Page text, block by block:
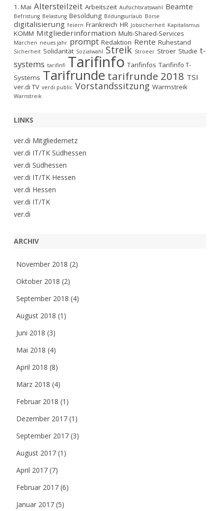
1. Mai Altersteilzeit Arbeitszeit Aufsichtsratswahl Beamte
Befristung Belastung Besoldung Bildungsurlaub Börse
digitalisierung feiern Frankreich HR Jobsicherheit Kapitalismus
KOMM Mitgliederinformation Multi-Shared-Services
Märchen neues jahr prompt Redaktion Rente Ruhestand
Sicherheit Solidarität Sozialwahl Streik Stroeer Stroer Studie t-
systems tarifinfi Tarifinfo Tarifinfos Tarifinfo T-
Systems Tarifrunde tarifrunde 2018 TSI
ver.di TV verdi public Vorstandssitzung Warmstreik
Warnstreik
LINKS
ver.di Mitgliedernetz
ver.di IT/TK Südhessen
ver.di Südhessen
ver.di IT/TK Hessen
ver.di Hessen
ver.di IT/TK
ver.di
ARCHIV
November 2018 (2)
Oktober 2018 (2)
September 2018 (4)
August 2018 (1)
Juni 2018 (3)
Mai 2018 (4)
April 2018 (8)
März 2018 (4)
Februar 2018 (1)
Dezember 2017 (1)
September 2017 (3)
August 2017 (1)
April 2017 (7)
Februar 2017 (6)
Januar 2017 (5)